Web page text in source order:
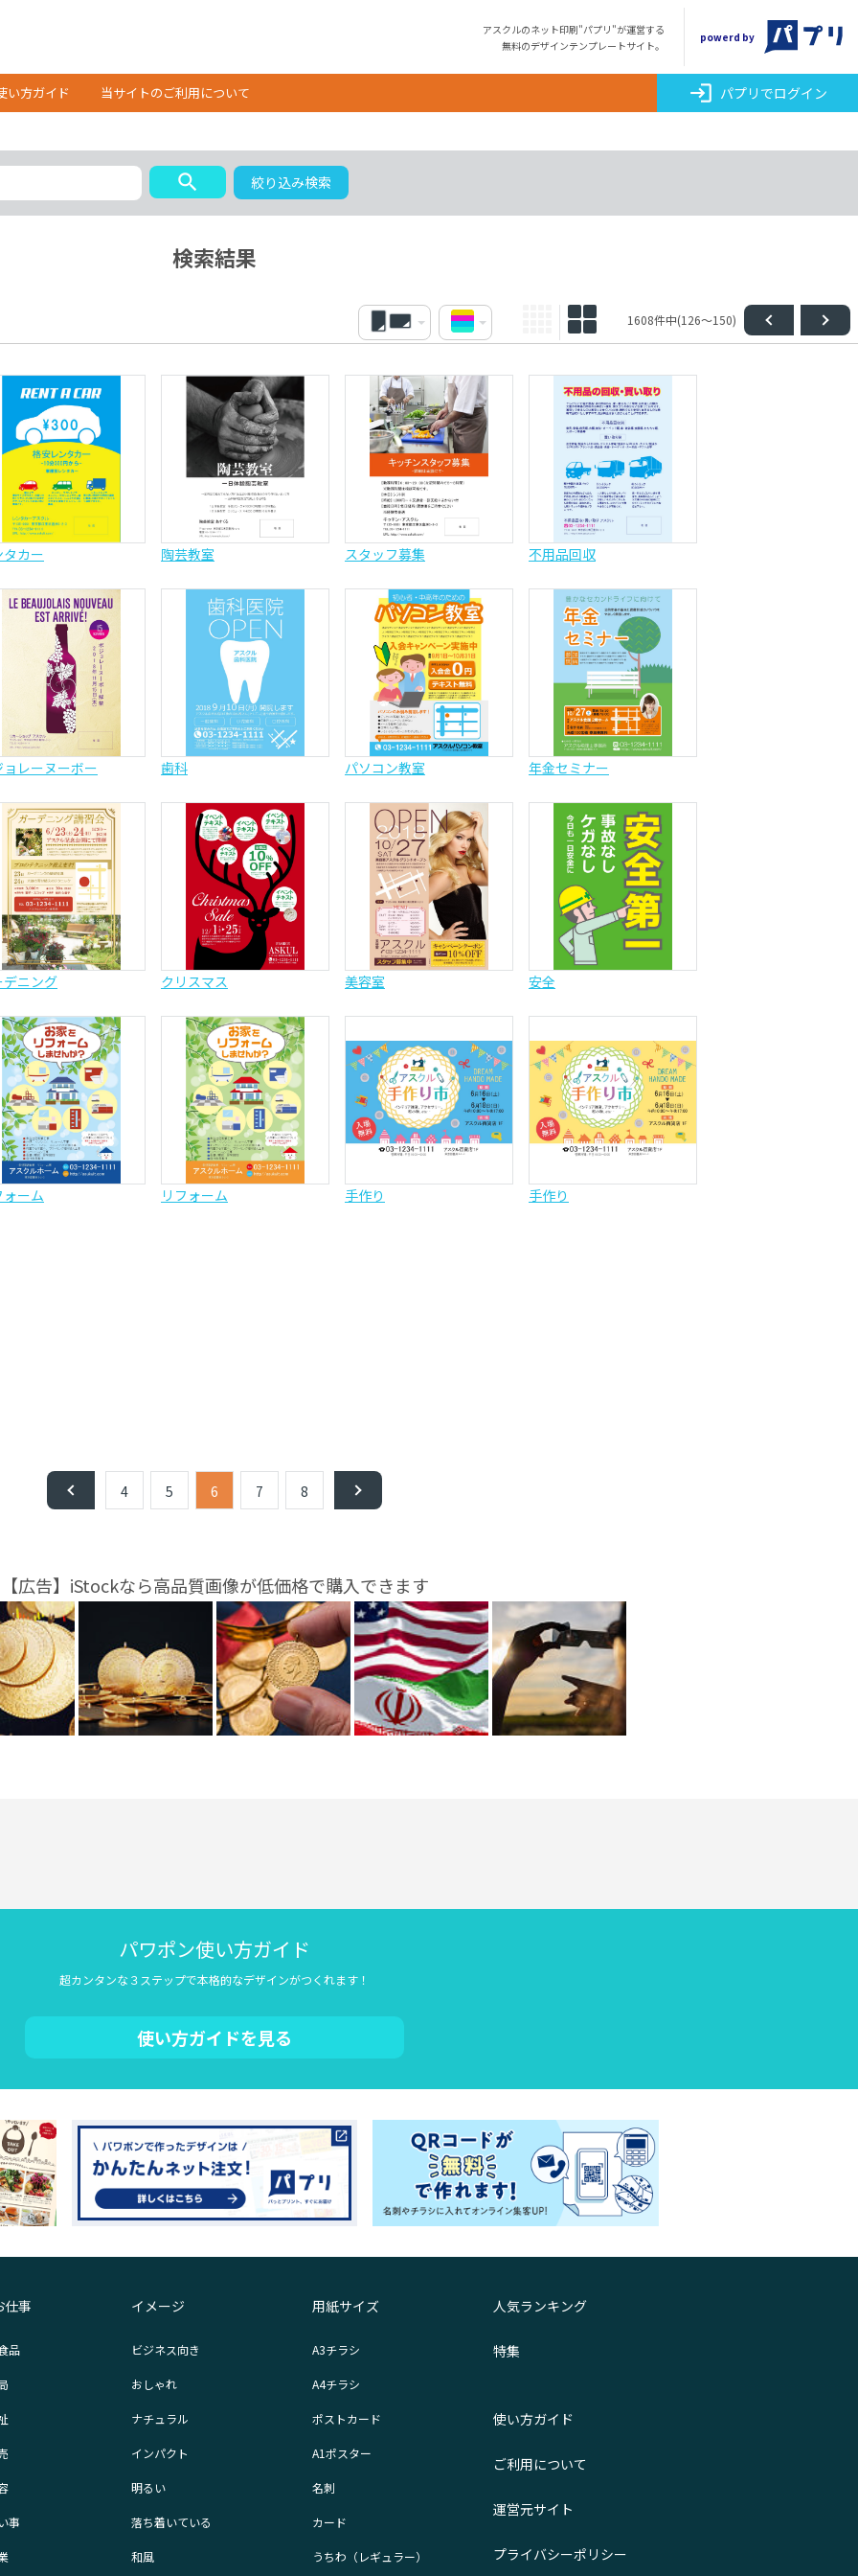
アスクルのネット印刷"パプリ"が運営する
無料のデザインテンプレートサイト。
powerd by
い方ガイド 当サイトのご利用について login パプリでログイン
search 絞り込み検索
検索結果
1608件中(126～150)
カー 陶芸教室 スタッフ募集 不用品回収
ョレーヌーボー 歯科 パソコン教室 年金セミナー
デニング クリスマス 美容室 安全
ーム リフォーム 手作り 手作り
4 5 6 7 8
【広告】iStockなら高品質画像が低価格で購入できます
パワポン使い方ガイド
超カンタンな３ステップで本格的なデザインがつくれます！
使い方ガイドを見る
仕事
品
事
イメージ
ビジネス向き
おしゃれ
ナチュラル
インパクト
明るい
落ち着いている
和風
用紙サイズ
A3チラシ
A4チラシ
ポストカード
A1ポスター
名刺
カード
うちわ（レギュラー）
人気ランキング
特集
使い方ガイド
ご利用について
運営元サイト
プライバシーポリシー